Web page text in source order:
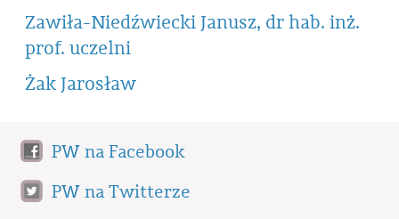
Zawiła-Niedźwiecki Janusz, dr hab. inż.
prof. uczelni
Żak Jarosław
PW na Facebook
PW na Twitterze